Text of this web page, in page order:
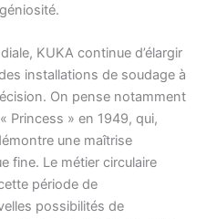
KUKA continue d’élargir
installations de soudage à
On pense notamment
Princess » en 1949, qui,
une maîtrise
fine. Le métier circulaire
période de
possibilités de